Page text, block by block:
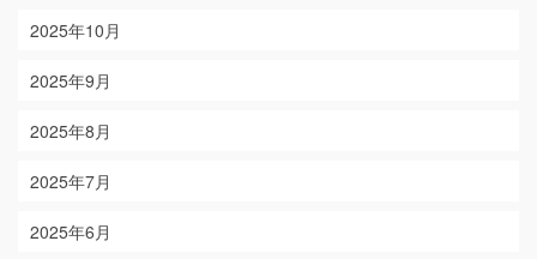
2025年10月
2025年9月
2025年8月
2025年7月
2025年6月